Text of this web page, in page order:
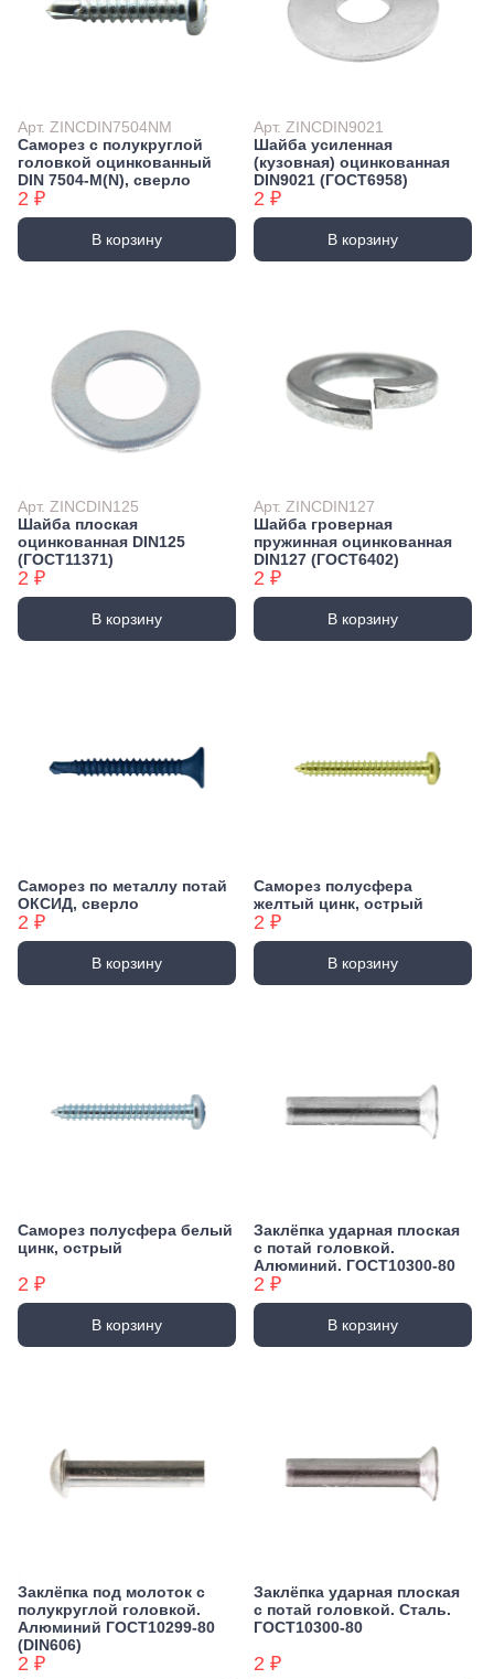
Арт. ZINCDIN7504NM
Саморез с полукруглой
головкой оцинкованный
DIN 7504-М(N), сверло
2 ₽
В корзину
Арт. ZINCDIN9021
Шайба усиленная
(кузовная) оцинкованная
DIN9021 (ГОСТ6958)
2 ₽
В корзину
Арт. ZINCDIN125
Шайба плоская
оцинкованная DIN125
(ГОСТ11371)
2 ₽
В корзину
Арт. ZINCDIN127
Шайба гроверная
пружинная оцинкованная
DIN127 (ГОСТ6402)
2 ₽
В корзину
Саморез по металлу потай
ОКСИД, сверло
2 ₽
В корзину
Саморез полусфера
желтый цинк, острый
2 ₽
В корзину
Саморез полусфера белый
цинк, острый
2 ₽
В корзину
Заклёпка ударная плоская
с потай головкой.
Алюминий. ГОСТ10300-80
2 ₽
В корзину
Заклёпка под молоток с
полукруглой головкой.
Алюминий ГОСТ10299-80
(DIN606)
2 ₽
Заклёпка ударная плоская
с потай головкой. Сталь.
ГОСТ10300-80
2 ₽